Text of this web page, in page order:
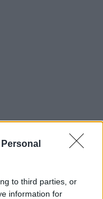
to third parties, or
information for